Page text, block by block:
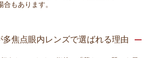
もあります。
多焦点眼内レンズで選ばれる理由